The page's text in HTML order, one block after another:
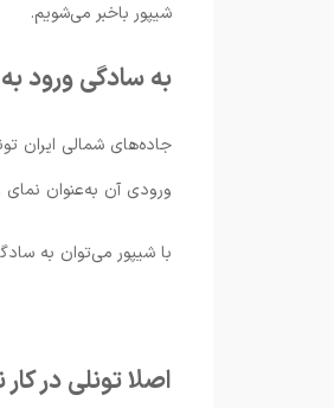
شیپور باخبر می‌شویم.
به سادگی ورود
جاده‌های شمالی ایران
ورودی آن به‌عنوان نمای
با شیپور می‌توان به
اصلا تونلی در